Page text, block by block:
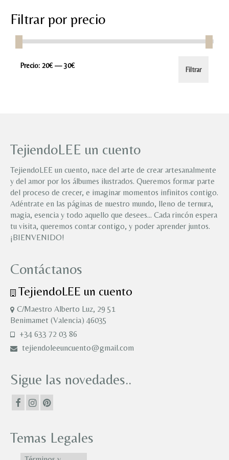
Filtrar por precio
Precio
Precio
Filtrar
Precio: 20€ —30€
TejiendoLEE un cuento
TejiendoLEE un cuento, nace del arte de crear artesanalmente
y del amor por los álbumes ilustrados. Queremos formar parte
del proceso de crecer, e imaginar momentos infinitos contigo.
Adéntrate en las páginas de nuestro mundo, lleno de ternura,
magia, esencia y todo aquello que desees… Cada rincón espera
tu visita, queremos contar contigo, y poder aprender juntos.
¡BIENVENIDO!
Contáctanos
TejiendoLEE un cuento
C/Maestro Alberto Luz, 29 51
Benimamet (Valencia) 46035
+34 633 72 03 86
tejiendoleeuncuento@gmail.com
Sigue las novedades..
Temas Legales